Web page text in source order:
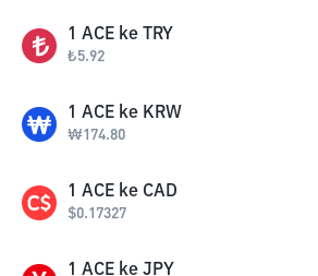
1 ACE ke TRY
₺5.92
1 ACE ke KRW
₩174.80
1 ACE ke CAD
$0.17327
1 ACE ke JPY